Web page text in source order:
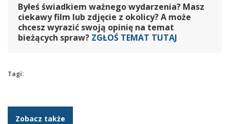
Byłeś świadkiem ważnego wydarzenia? Masz
ciekawy film lub zdjęcie z okolicy? A może
chcesz wyrazić swoją opinię na temat
bieżących spraw? ZGŁOŚ TEMAT TUTAJ
Tagi:
Zobacz także